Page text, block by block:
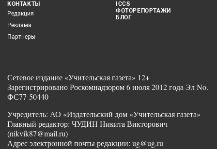
КОНТАКТЫ
Редакция
Реклама
Партнеры
ICCS
ФОТОРЕПОРТАЖИ
БЛОГ
Сетевое издание «Учительская газета» 12+
Зарегистрировано Роскомнадзором 6 июля 2012 года Эл No.
ФС77-50440
Учредитель: АО «Издательский дом «Учительская газета»
Главный редактор: ЧУДИН Никита Викторович
(nikvik87@mail.ru)
Адрес электронной почты редакции: ug@ug.ru